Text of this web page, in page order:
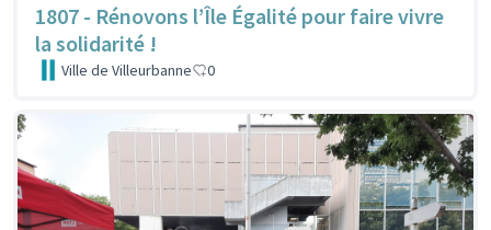
1807 - Rénovons l’Île Égalité pour faire vivre
la solidarité !
Ville de Villeurbanne 0